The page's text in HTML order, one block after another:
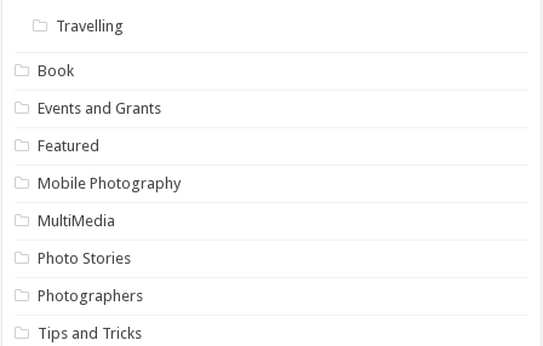
Travelling
Book
Events and Grants
Featured
Mobile Photography
MultiMedia
Photo Stories
Photographers
Tips and Tricks